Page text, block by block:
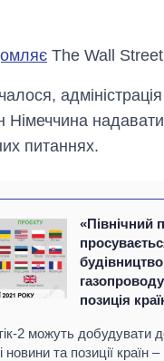
The Wall
питаннях.
«Північний
будівництво
позиція
2 можуть добудувати
новини та позиції країн –